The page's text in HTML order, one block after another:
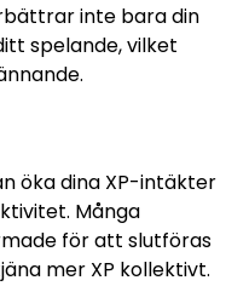
inte bara din
spelande, vilket
öka dina XP-intäkter
Många
för att slutföras
mer XP kollektivt.